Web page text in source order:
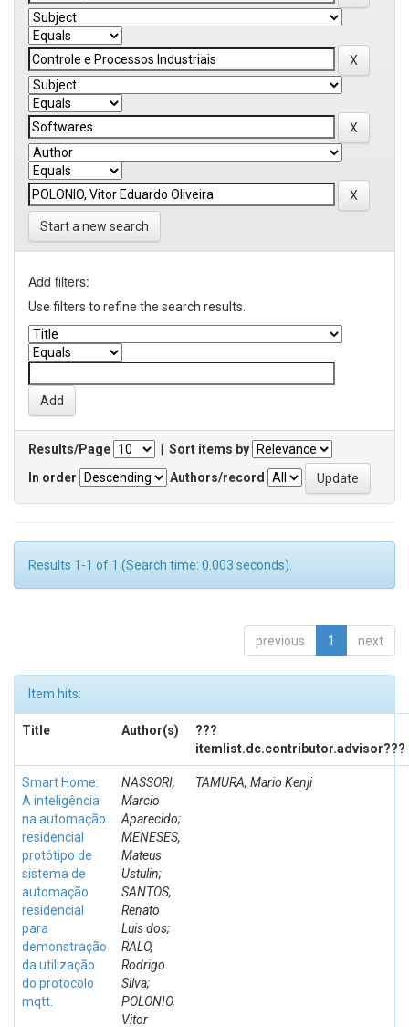
Start a new search
Add filters:
Use filters to refine the search results.
Results/Page
Sort items by
In order
Authors/record
Results 1-1 of 1 (Search time: 0.003 seconds).
previous 1 next
Item hits:
Title Author(s)
???
itemlist.dc.contributor.advisor???
Smart Home:
A inteligência
na automação
residencial
protótipo de
sistema de
automação
residencial
para
demonstração
da utilização
do protocolo
mqtt.
NASSORI,
Marcio
Aparecido;
MENESES,
Mateus
Ustulin;
SANTOS,
Renato
Luis dos;
RALO,
Rodrigo
Silva;
POLONIO,
Vitor
TAMURA, Mario Kenji